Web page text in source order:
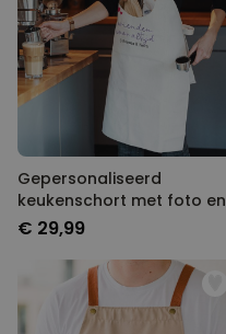
Gepersonaliseerd
keukenschort met foto en
tekst
€ 29,99